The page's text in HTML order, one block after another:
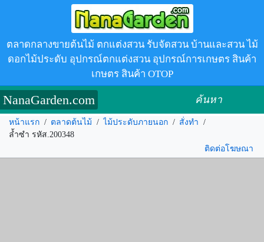
ตลาดกลางขายต้นไม้ ตกแต่งสวน รับจัดสวน บ้านและสวน ไม้
ดอกไม้ประดับ อุปกรณ์ตกแต่งสวน อุปกรณ์การเกษตร สินค้า
เกษตร สินค้า OTOP
NanaGarden.com ค้นหา
หน้าแรก / ตลาดต้นไม้ / ไม้ประดับภายนอก / สั่งทำ /
ล้ำซำ รหัส.200348
ติดต่อโฆษณา